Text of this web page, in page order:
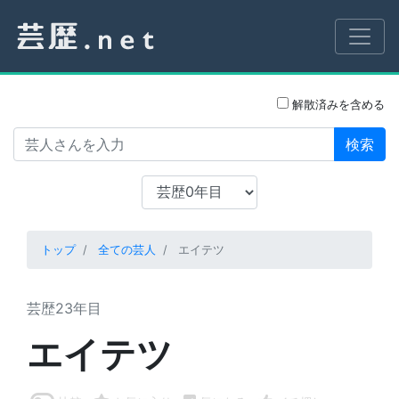
解散済みを含める
検索
トップ 全ての芸人 エイテツ
芸歴23年目
エイテツ